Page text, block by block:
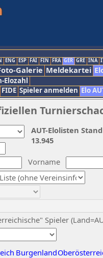
ENG ESP FAI FIN FRA GER GRE INA
Galerie Meldekartei
Elozahl
FIDE Spieler anmelden Elo
Vorname
Spieler
Burgenland
AUT-Elolisten
13.945